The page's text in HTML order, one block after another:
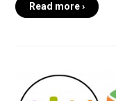
Read more ›